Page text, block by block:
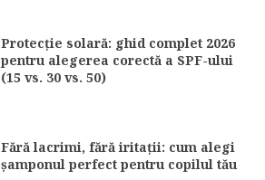
Protecție solară: ghid complet 2026
pentru alegerea corectă a SPF-ului
(15 vs. 30 vs. 50)
Fără lacrimi, fără iritații: cum alegi
șamponul perfect pentru copilul tău